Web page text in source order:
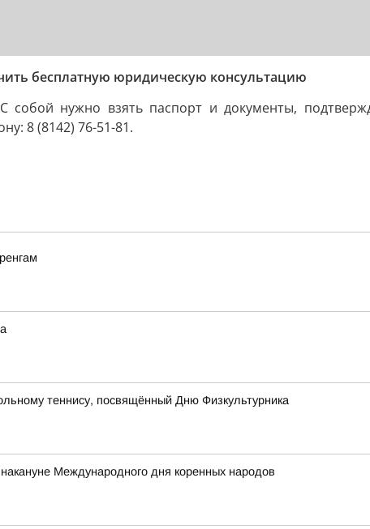
бесплатную юридическую консультацию
нужно взять паспорт и документы,
8 (8142) 76-51-81.
теннису, посвящённый Дню Физкультурника
накануне Международного дня коренных народов